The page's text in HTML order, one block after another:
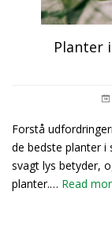
Planter
Forstå
de bedste planter
svagt lys betyder,
planter.… Read